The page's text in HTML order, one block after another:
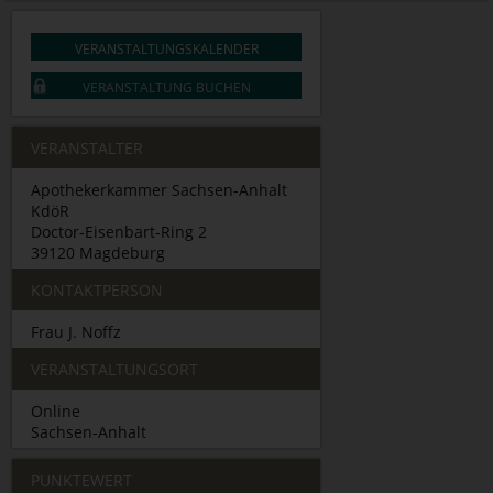
VERANSTALTUNGSKALENDER
VERANSTALTUNG BUCHEN
VERANSTALTER
Apothekerkammer Sachsen-Anhalt
KdöR
Doctor-Eisenbart-Ring 2
39120 Magdeburg
KONTAKTPERSON
Frau J. Noffz
VERANSTALTUNGSORT
Online
Sachsen-Anhalt
PUNKTEWERT